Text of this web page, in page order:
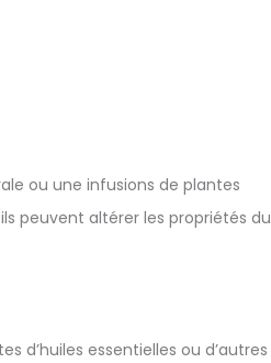
ou une infusions de plantes
peuvent altérer les propriétés du
d’huiles essentielles ou d’autres